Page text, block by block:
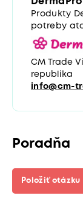
Produkty
potreby
CM Trade
republika
info@cm-
Poradňa
Položiť otázku